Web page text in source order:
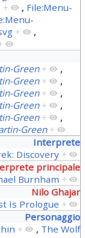
+ , File:Menu-
+
,
Green +
,
Green +
,
Green +
,
Green +
,
Green +
,
Green +
Interprete
Discovery +
principale
Burnham +
Nilo Ghajar
Is Prologue +
Personaggio
+ , The Wolf